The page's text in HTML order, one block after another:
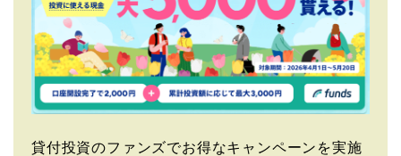
貸付投資のファンズでお得なキャンペーンを実施